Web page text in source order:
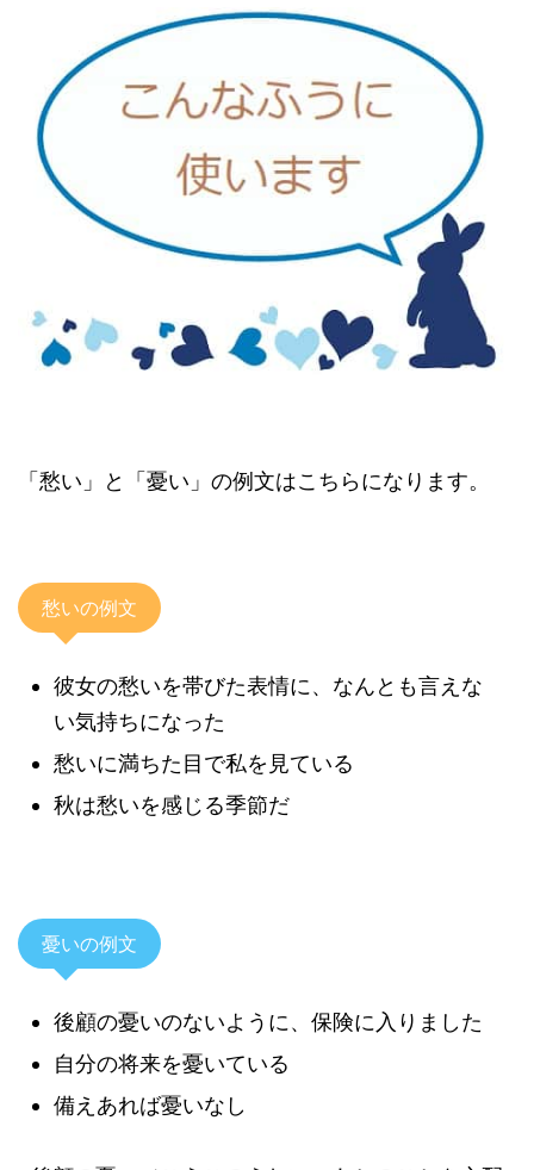
「愁い」と「憂い」の例文はこちらになります。
愁いの例文
彼女の愁いを帯びた表情に、なんとも言えな
い気持ちになった
愁いに満ちた目で私を見ている
秋は愁いを感じる季節だ
憂いの例文
後顧の憂いのないように、保険に入りました
自分の将来を憂いている
備えあれば憂いなし